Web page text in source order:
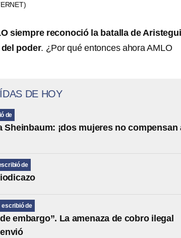
siempre reconoció la batalla de
poder. ¿Por qué entonces ahora AMLO
DE HOY
de
Sheinbaum: ¡dos mujeres no compensan
de
escribió de
embargo”. La amenaza de cobro ilegal